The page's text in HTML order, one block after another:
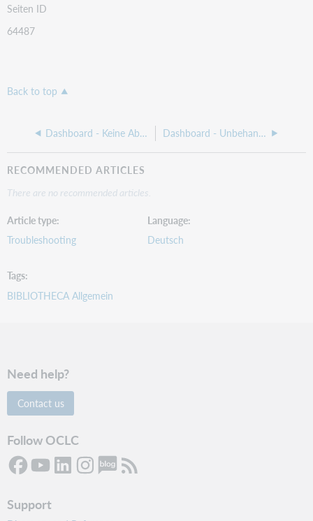
Seiten ID
64487
Back to top
Dashboard - Keine Abmeldung möglich Dashboard - Unbehandelte Ausnahme
RECOMMENDED ARTICLES
There are no recommended articles.
Article type
Troubleshooting
Language
Deutsch
Tags
BIBLIOTHECA Allgemein
Need help?
Contact us
Follow OCLC
Support